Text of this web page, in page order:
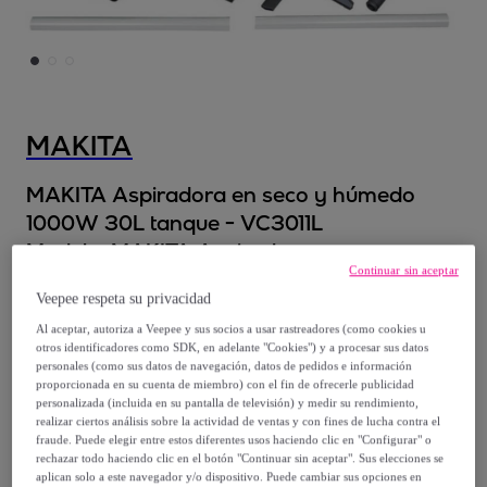
MAKITA
MAKITA Aspiradora en seco y húmedo
1000W 30L tanque - VC3011L
Modelo: MAKITA Aspiradora en seco y
húmedo 1000W 30L tanque - VC3011L
269,91 €
397,45 €
-32%
Posible recogida de tu antiguo producto,ver condiciones
Veepee respeta su privacidad
Al aceptar, autoriza a Veepee y sus socios a usar rastreadores (como cookies u
otros identificadores como SDK, en adelante "Cookies") y a procesar sus datos
personales (como sus datos de navegación, datos de pedidos e información
proporcionada en su cuenta de miembro) con el fin de ofrecerle publicidad
personalizada (incluida en su pantalla de televisión) y medir su rendimiento,
realizar ciertos análisis sobre la actividad de ventas y con fines de lucha contra el
fraude. Puede elegir entre estos diferentes usos haciendo clic en "Configurar" o
rechazar todo haciendo clic en el botón "Continuar sin aceptar". Sus elecciones se
aplican solo a este navegador y/o dispositivo. Puede cambiar sus opciones en
Continuar sin aceptar